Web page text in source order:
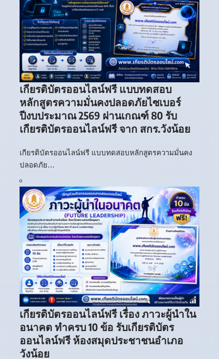
เกียรติบัตรออนไลน์ฟรี แบบทดสอบ
หลักสูตรความมั่นคงปลอดภัยไซเบอร์
ปีงบประมาณ 2569 ผ่านเกณฑ์ 80 รับ
เกียรติบัตรออนไลน์ฟรี จาก สกร.วังน้อย
เกียรติบัตรออนไลน์ฟรี แบบทดสอบหลักสูตรความมั่นคง
ปลอดภัย…
เกียรติบัตรออนไลน์ฟรี เรื่อง ภาวะผู้นำใน
อนาคต ทำครบ 10 ข้อ รับเกียรติบัตร
ออนไลน์ฟรี ห้องสมุดประชาชนอำเภอ
วังน้อย